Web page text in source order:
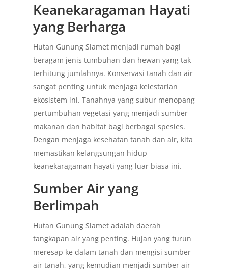
Keanekaragaman Hayati
yang Berharga
Hutan Gunung Slamet menjadi rumah bagi
beragam jenis tumbuhan dan hewan yang tak
terhitung jumlahnya. Konservasi tanah dan air
sangat penting untuk menjaga kelestarian
ekosistem ini. Tanahnya yang subur menopang
pertumbuhan vegetasi yang menjadi sumber
makanan dan habitat bagi berbagai spesies.
Dengan menjaga kesehatan tanah dan air, kita
memastikan kelangsungan hidup
keanekaragaman hayati yang luar biasa ini.
Sumber Air yang
Berlimpah
Hutan Gunung Slamet adalah daerah
tangkapan air yang penting. Hujan yang turun
meresap ke dalam tanah dan mengisi sumber
air tanah, yang kemudian menjadi sumber air